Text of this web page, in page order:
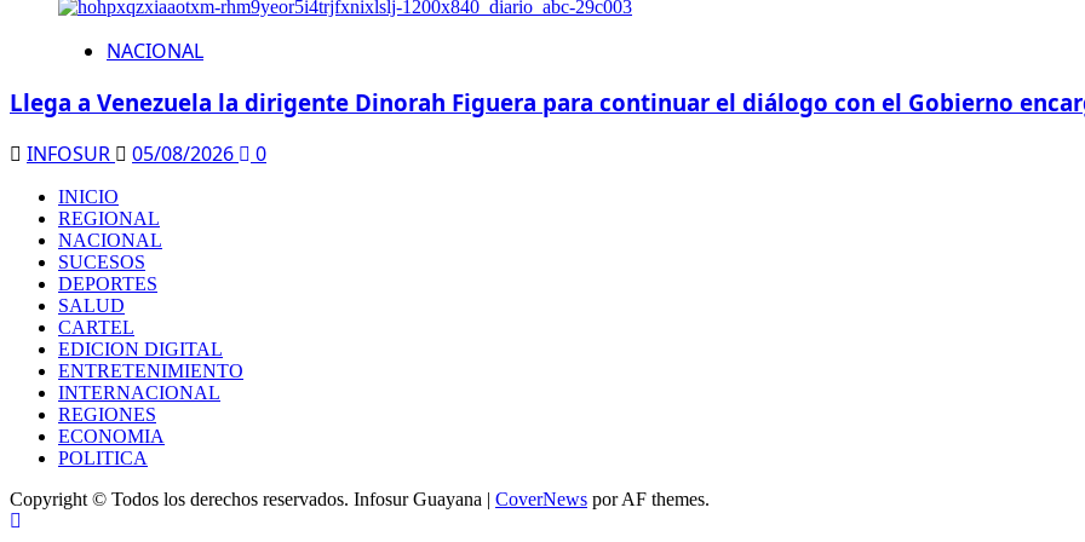
NACIONAL
Llega a Venezuela la dirigente Dinorah Figuera para continuar el diálogo con el Gobierno
INFOSUR 05/08/2026 0
INICIO
REGIONAL
NACIONAL
SUCESOS
DEPORTES
SALUD
CARTEL
EDICION DIGITAL
ENTRETENIMIENTO
INTERNACIONAL
REGIONES
ECONOMIA
POLITICA
Copyright © Todos los derechos reservados. Infosur Guayana | CoverNews por AF themes.